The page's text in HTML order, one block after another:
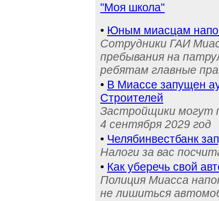
"Моя школа"
• Юным миасцам
Сотрудники ГАИ
пребывания на
ребятам главные
• В Миассе запущен
Строителей
Застройщики могут
4 сентября 2029 год
• Челябинвестбанк
Налоги за вас
• Как уберечь свой
Полиция Миасса
не лишиться